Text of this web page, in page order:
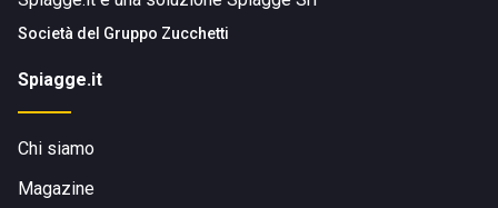
Società del Gruppo Zucchetti
Spiagge.it
Chi siamo
Magazine